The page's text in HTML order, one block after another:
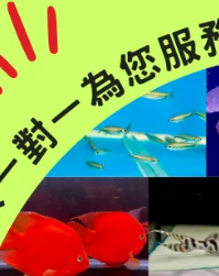
luteus II / III
黄的個體被稱 III型
色的是 II型
方LINE @FAN8889